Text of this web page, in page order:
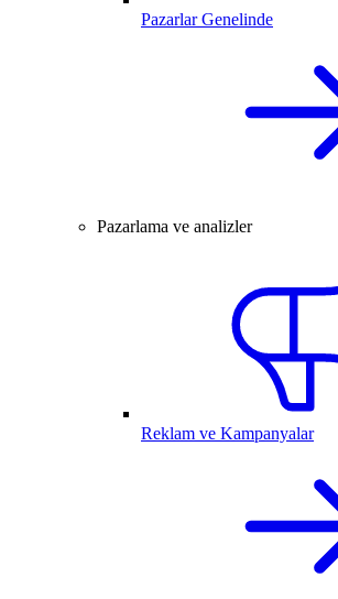
Pazarlar Genelinde
Pazarlama ve analizler
Reklam ve Kampanyalar